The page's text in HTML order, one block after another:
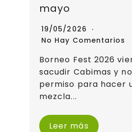
mayo
19/05/2026
No Hay Comentarios
Borneo Fest 2026
sacudir Cabimas y
permiso para hacer
mezcla...
Leer más